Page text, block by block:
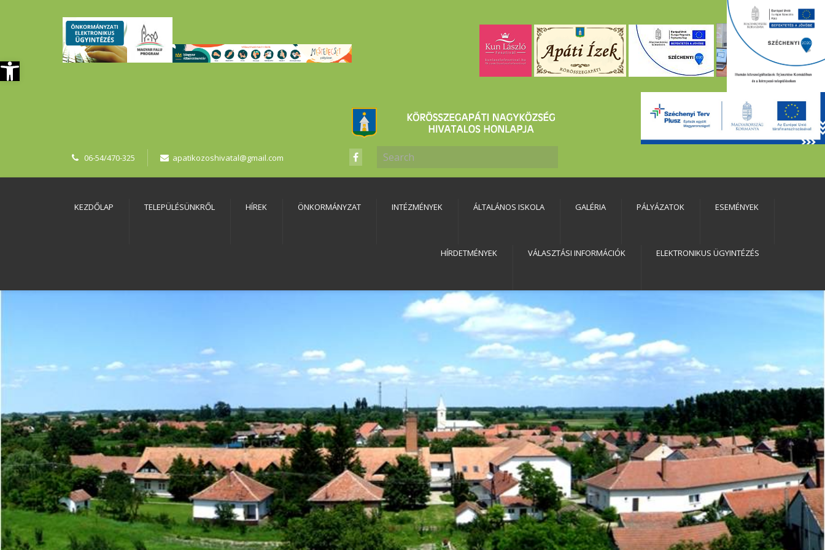
Eszköztár megnyitása
06-54/470-325 apatikozoshivatal@gmail.com
KEZDŐLAP TELEPÜLÉSÜNKRŐL HÍREK ÖNKORMÁNYZAT INTÉZMÉNYEK ÁLTALÁNOS ISKOLA GALÉRIA PÁLYÁZATOK ESEMÉNYEK
HÍRDETMÉNYEK VÁLASZTÁSI INFORMÁCIÓK ELEKTRONIKUS ÜGYINTÉZÉS